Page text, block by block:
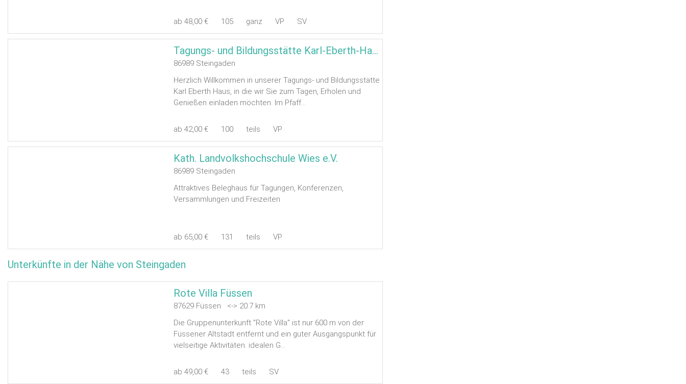
ab 48,00 € 105 ganz VP SV
Tagungs- und Bildungsstätte Karl-Eberth-Haus
86989 Steingaden
Herzlich Willkommen in unserer Tagungs- und Bildungsstätte
Karl Eberth Haus, in die wir Sie zum Tagen, Erholen und
Genießen einladen möchten. Im Pfaff...
ab 42,00 € 100 teils VP
Kath. Landvolkshochschule Wies e.V.
86989 Steingaden
Attraktives Beleghaus für Tagungen, Konferenzen,
Versammlungen und Freizeiten
ab 65,00 € 131 teils VP
Unterkünfte in der Nähe von Steingaden
Rote Villa Füssen
87629 Füssen <-> 20.7 km
Die Gruppenunterkunft "Rote Villa" ist nur 600 m von der
Füssener Altstadt entfernt und ein guter Ausgangspunkt für
vielseitige Aktivitäten. idealen G...
ab 49,00 € 43 teils SV